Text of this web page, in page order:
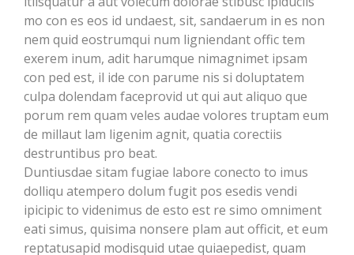
mo con es eos id undaest, sit, sandaerum in es non
nem quid eostrumqui num ligniendant offic tem
exerem inum, adit harumque nimagnimet ipsam
con ped est, il ide con parume nis si doluptatem
culpa dolendam faceprovid ut qui aut aliquo que
porum rem quam veles audae volores truptam eum
de millaut lam ligenim agnit, quatia corectiis
destruntibus pro beat.
Duntiusdae sitam fugiae labore conecto to imus
dolliqu atempero dolum fugit pos esedis vendi
ipicipic to videnimus de esto est re simo omniment
eati simus, quisima nonsere plam aut officit, et eum
reptatusapid modisquid utae quiaepedist, quam